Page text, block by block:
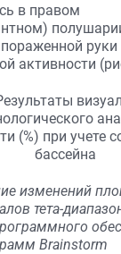
в правом
руки
активности
изменений
тета-
Brainstorm